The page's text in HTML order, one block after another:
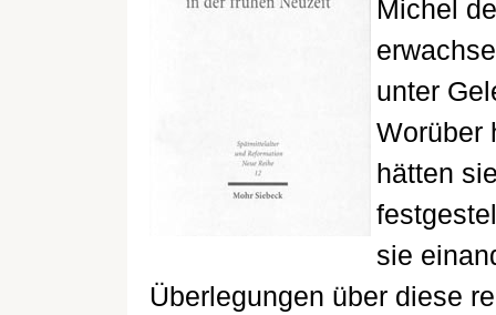
Michel
unter
Worüber
hätten
sie
Überlegungen über diese